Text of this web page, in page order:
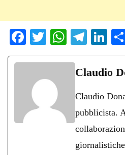
Fa
ce
ok
T
wi
r
W
ha
ts
pp
Te
le
gr
m
Li
nk
ed
Claudio
Claudio
pubblicista.